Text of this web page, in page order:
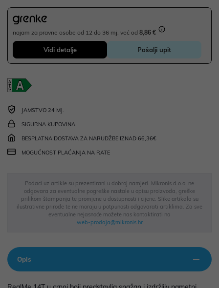
najam za pravne osobe od 12 do 36 mj. već od 8,86 €
Vidi detalje Pošalji upit
JAMSTVO 24 MJ.
SIGURNA KUPOVINA
BESPLATNA DOSTAVA ZA NARUDŽBE IZNAD 66,36€
MOGUĆNOST PLAĆANJA NA RATE
Podaci uz artikle su prezentirani u dobroj namjeri. Mikronis d.o.o. ne
odgovara za eventualne pogreške nastale u opisu proizvoda, greške
prilikom štampanja te promjene u dostupnosti i cijene. Slike artikala su
ilustrativne prirode te ne moraju u potpunosti odgovarati artiklima. Za sve
eventualne nejasnoće možete nas kontaktirati na
web-prodaja@mikronis.hr
Opis